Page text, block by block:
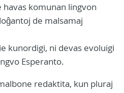
komunan lingvon
de malsamaj
kunordigi, ni devas evoluigi
Esperanto.
redaktita, kun pluraj